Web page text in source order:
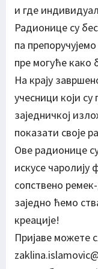
и где
Радионице су
па
пре могуће како
На крају
учесници који су
заједничкој
показати своје
Ове радионице
искусе чаролију
сопствено
заједно ћемо
креације!
Пријаве можете